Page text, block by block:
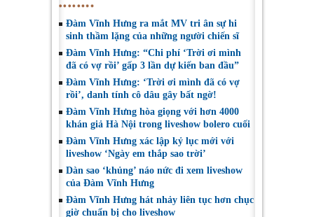
Đàm Vĩnh Hưng ra mắt MV tri ân sự hi
sinh thầm lặng của những người chiến sĩ
Đàm Vĩnh Hưng: “Chi phí ‘Trời ơi mình
đã có vợ rồi’ gấp 3 lần dự kiến ban đầu”
Đàm Vĩnh Hưng: ‘Trời ơi mình đã có vợ
rồi’, danh tính cô dâu gây bất ngờ!
Đàm Vĩnh Hưng hòa giọng với hơn 4000
khán giả Hà Nội trong liveshow bolero cuối
Đàm Vĩnh Hưng xác lập kỷ lục mới với
liveshow ‘Ngày em thắp sao trời’
Dàn sao ‘khủng’ náo nức đi xem liveshow
của Đàm Vĩnh Hưng
Đàm Vĩnh Hưng hát nhảy liên tục hơn chục
giờ chuẩn bị cho liveshow